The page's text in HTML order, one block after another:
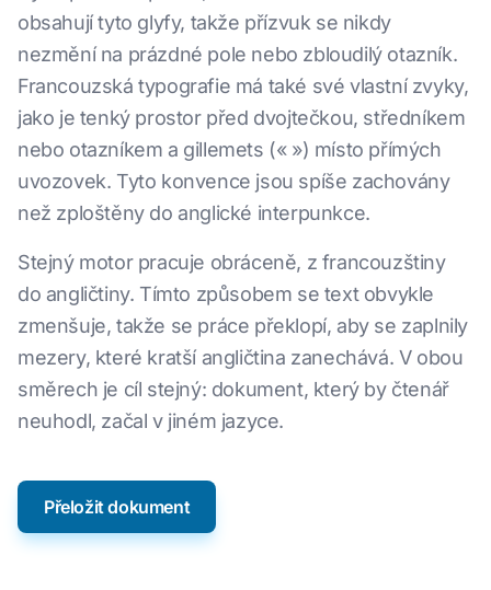
obsahují tyto glyfy, takže přízvuk se nikdy
nezmění na prázdné pole nebo zbloudilý otazník.
Francouzská typografie má také své vlastní zvyky,
jako je tenký prostor před dvojtečkou, středníkem
nebo otazníkem a gillemets (« ») místo přímých
uvozovek. Tyto konvence jsou spíše zachovány
než zploštěny do anglické interpunkce.
Stejný motor pracuje obráceně, z francouzštiny
do angličtiny. Tímto způsobem se text obvykle
zmenšuje, takže se práce překlopí, aby se zaplnily
mezery, které kratší angličtina zanechává. V obou
směrech je cíl stejný: dokument, který by čtenář
neuhodl, začal v jiném jazyce.
Přeložit dokument